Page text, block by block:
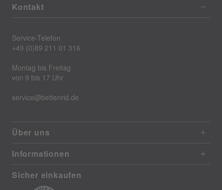
Kontakt
Service-Telefon
+49 (0)89 211 01 316
Montag bis Freitag
von 9 bis 17 Uhr
service@bettenrid.de
Über uns
Informationen
Sicher einkaufen